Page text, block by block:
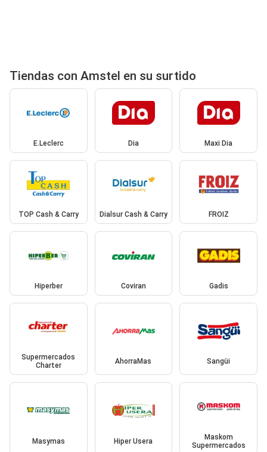
Tiendas con Amstel en su surtido
E.Leclerc Dia Maxi Dia
TOP Cash & Carry Dialsur Cash & Carry FROIZ
Hiperber Coviran Gadis
Supermercados
Charter
AhorraMas Sangüi
Masymas Hiper Usera
Maskom
Supermercados